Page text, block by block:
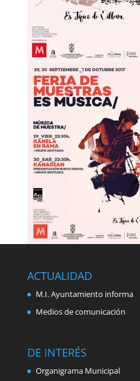
ACTUALIDAD
M.I. Ayuntamiento informa
Medios de comunicación
DE INTERÉS
Organigrama Municipal